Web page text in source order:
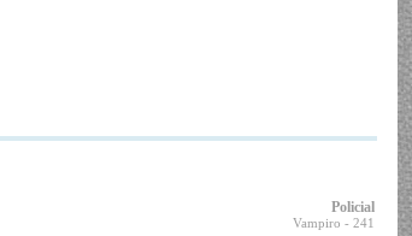
Policial
Vampiro - 241